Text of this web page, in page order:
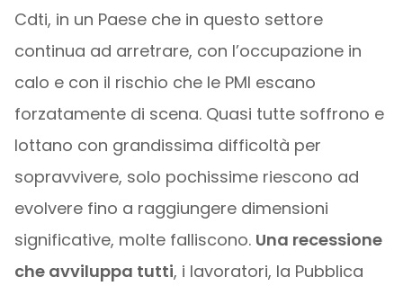
Cdti, in un Paese che in questo settore
continua ad arretrare, con l’occupazione in
calo e con il rischio che le PMI escano
forzatamente di scena. Quasi tutte soffrono e
lottano con grandissima difficoltà per
sopravvivere, solo pochissime riescono ad
evolvere fino a raggiungere dimensioni
significative, molte falliscono. Una recessione
che avviluppa tutti, i lavoratori, la Pubblica